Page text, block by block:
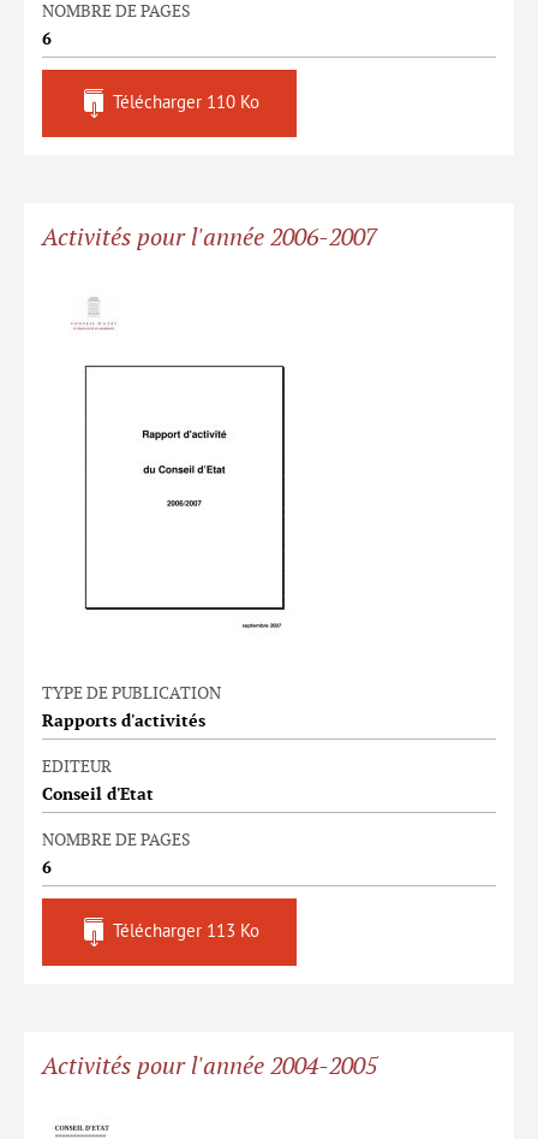
NOMBRE DE PAGES
6
Télécharger 110 Ko
Activités pour l'année 2006-2007
TYPE DE PUBLICATION
Rapports d'activités
EDITEUR
Conseil d'Etat
NOMBRE DE PAGES
6
Télécharger 113 Ko
Activités pour l'année 2004-2005